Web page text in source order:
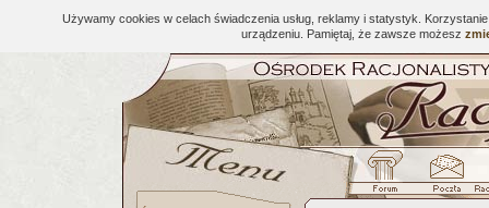
Używamy cookies w celach świadczenia usług, reklamy i statystyk.
urządzeniu. Pamiętaj, że zawsze możesz